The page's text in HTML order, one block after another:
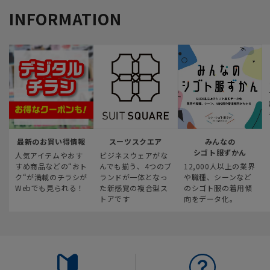
INFORMATION
最新のお買い得情報
人気アイテムやおす
すめ商品などの“おト
ク“が満載のチラシが
Webでも見られる！
スーツスクエア
ビジネスウェアがな
んでも揃う、4つのブ
ランドが一体となっ
た新感覚の複合型ス
トアです
みんなの
シゴト服ずかん
12,000人以上の業界
や職種、シーンなど
のシゴト服の着用傾
向をデータ化。